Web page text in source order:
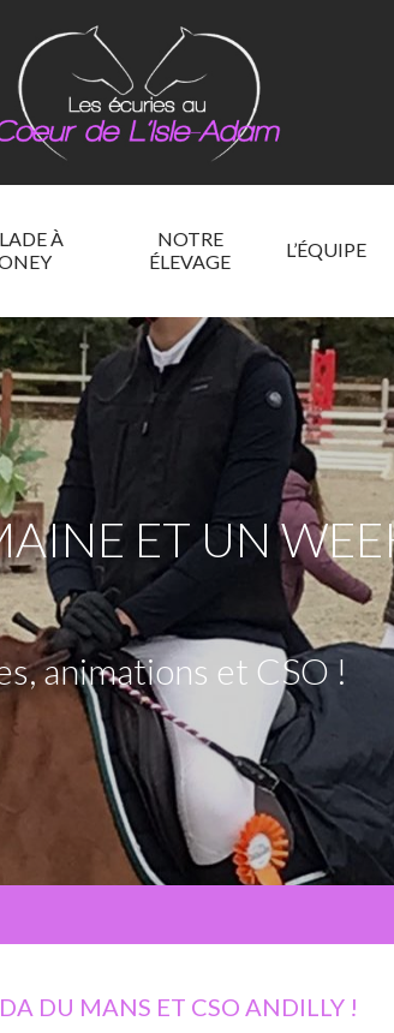
À
NOTRE
ÉLEVAGE
L’ÉQUIPE
ET UN
animations et CSO !
DU MANS ET CSO ANDILLY !